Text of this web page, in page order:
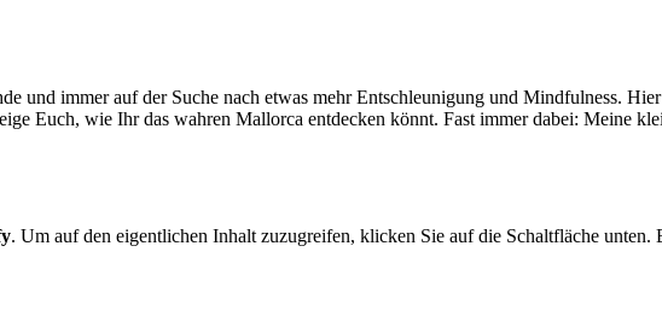
und immer auf der Suche nach etwas mehr Entschleunigung und Mindfulness.
Euch, wie Ihr das wahren Mallorca entdecken könnt. Fast immer dabei: Meine
. Um auf den eigentlichen Inhalt zuzugreifen, klicken Sie auf die Schaltfläche unten.